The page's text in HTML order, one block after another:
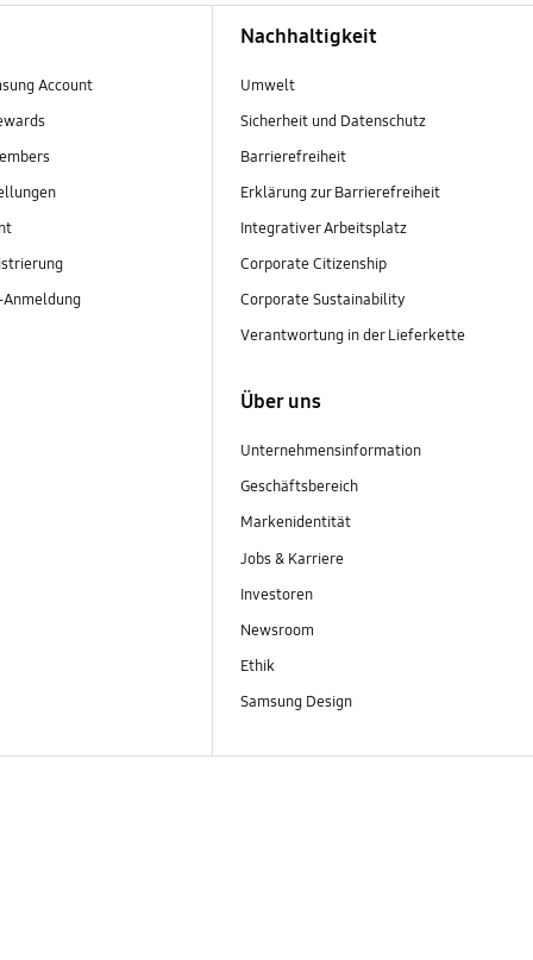
Account
Nachhaltigkeit
Umwelt
Sicherheit und Datenschutz
Barrierefreiheit
Erklärung zur Barrierefreiheit
Integrativer Arbeitsplatz
Corporate Citizenship
Corporate Sustainability
Verantwortung in der Lieferkette
Über uns
Unternehmensinformation
Geschäftsbereich
Markenidentität
Jobs & Karriere
Investoren
Newsroom
Ethik
Samsung Design